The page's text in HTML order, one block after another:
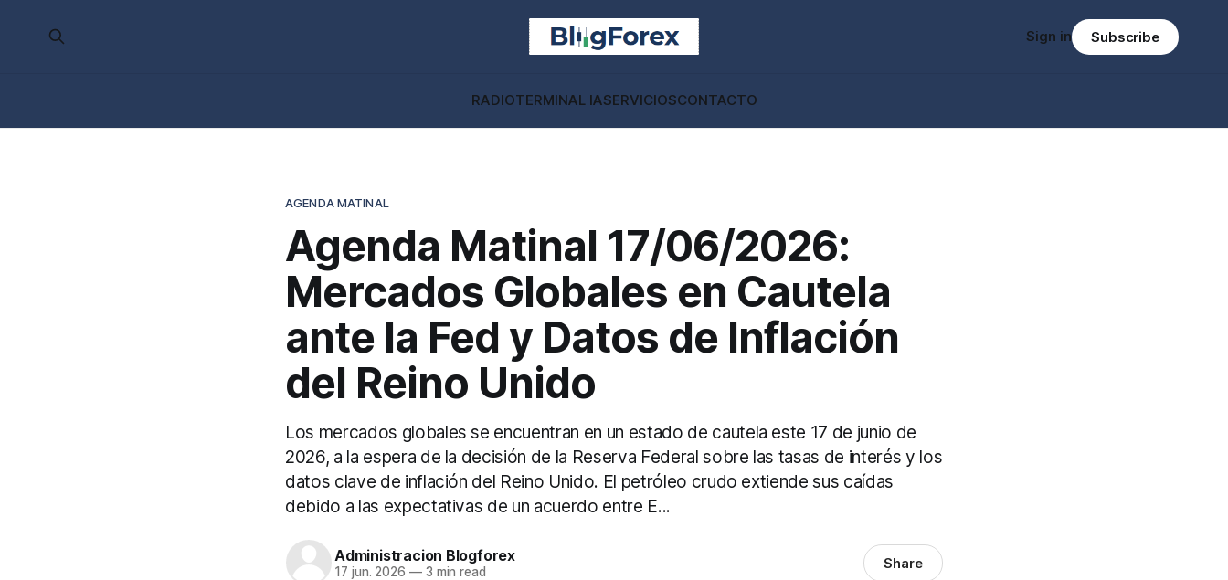
RADIOTERMINAL IASERVICIOSCONTACTO
Sign in Subscribe
AGENDA MATINAL
Agenda Matinal 17/06/2026:
Mercados Globales en Cautela
ante la Fed y Datos de Inflación
del Reino Unido
Los mercados globales se encuentran en un estado de cautela este 17 de junio de
2026, a la espera de la decisión de la Reserva Federal sobre las tasas de interés y los
datos clave de inflación del Reino Unido. El petróleo crudo extiende sus caídas
debido a las expectativas de un acuerdo entre E...
Administracion Blogforex
17 jun. 2026 —3 min read Share